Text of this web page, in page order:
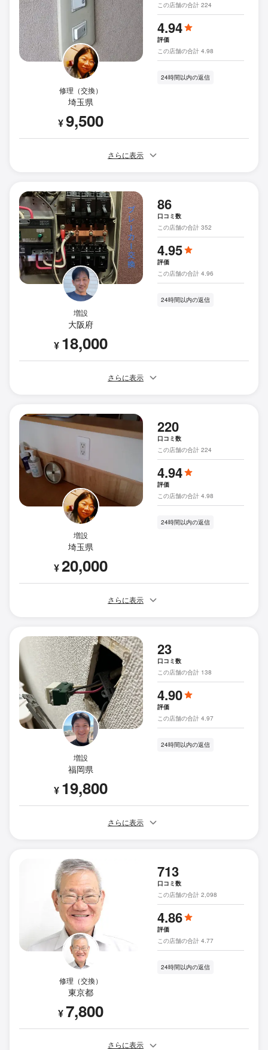
修理（交換）
埼玉県
¥9,500
この店舗の合計 224
4.94
評価
この店舗の合計 4.98
24時間以内の返信
さらに表示
増設
大阪府
¥ 18,000
86
口コミ数
この店舗の合計 352
4.95
評価
この店舗の合計 4.96
24時間以内の返信
さらに表示
増設
埼玉県
¥20,000
220
口コミ数
この店舗の合計 224
4.94
評価
この店舗の合計 4.98
24時間以内の返信
さらに表示
増設
福岡県
¥ 19,800
23
口コミ数
この店舗の合計 138
4.90
評価
この店舗の合計 4.97
24時間以内の返信
さらに表示
修理（交換）
東京都
¥7,800
713
口コミ数
この店舗の合計 2,098
4.86
評価
この店舗の合計 4.77
24時間以内の返信
さらに表示